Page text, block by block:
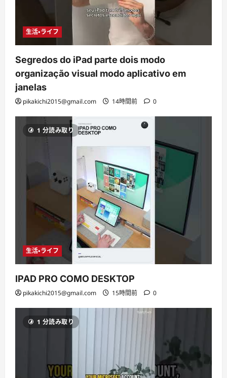
生活・ライフ
Segredos do iPad parte dois modo
organização visual modo aplicativo em
janelas
pikakichi2015@gmail.com 14時間前 0
1 分読み取り
生活・ライフ
IPAD PRO COMO DESKTOP
pikakichi2015@gmail.com 15時間前 0
1 分読み取り